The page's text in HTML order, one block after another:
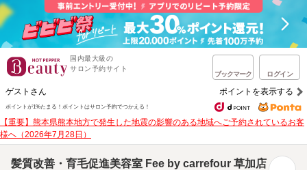
国内最大級の
サロン予約サイト
ブックマーク ログイン
ゲストさん ポイントを表示する
ポイントが1%たまる！ ポイントはサロン予約でつかえる！
【重要】熊本県熊本地方で発生した地震の影響のある地域へご予約されているお客
様へ（2026年7月28日）
髪質改善・育毛促進美容室 Fee by carrefour 草加店